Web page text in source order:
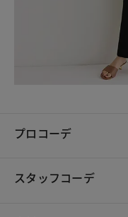
プロコーデ
スタッフコーデ